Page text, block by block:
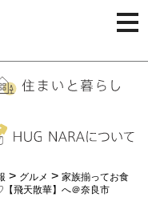
> グルメ > 家族揃ってお食
飛天散華】へ＠奈良市